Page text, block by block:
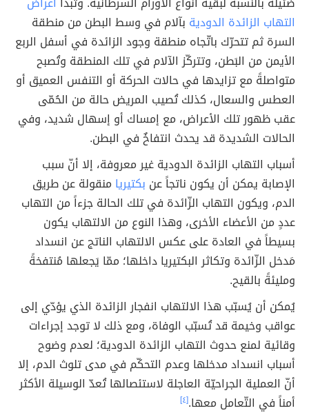
التهاب الزائدة الدودية بآلام في وسط البطن من منطقة
السرة ثم تتحرّك باتّجاه منطقة وجود الزائدة في أسفل الربع
الأيمن من البَطن، وتتركّز الآلام في تلك المنطقة وتُصبح
متواصلةً مع تزايدها في حالات الحركة أو التنفس العميق أو
العطس والسعال، كذلك تُصيب المريض حالة من الحُمّى
عقب ظهور تلك الأعراض، مع إمساك أو إسهال شديد، وفي
الحالات الشديدة قد يحدث انتفاخٌ في البطن.
أسباب التهاب الزائدة الدودية غير معروفة، إلا أنّ سبب
الإصابة يمكن أن يكون ناتجاً عن بكتيريا منقولة عن طريق
الدم، ويكون التهاب الزّائدة في تلك الحالة جزءاً من التهاب
عددٍ من الأعضاء الأخرى، وهذا النوع من الالتهاب يكون
بسيطاً في العادة على عكس الالتهاب الناتج عن انسداد
مَدخل الزّائدة وتكاثر البكتيريا داخلها؛ ممّا يَجعلها مُنتفخةً
ومليئةً بالقيح.
يُمكن أن يُسبّب هذا الالتهاب انفجار الزائدة الذي يؤدّي إلى
عواقب وخيمة قد تُسبّب الوفاة، ومع ذلك لا توجد إجراءات
وقائية لمنع حدوث التهاب الزائدة الدودية؛ لعدم وضوح
أسباب انسداد مدخلها وعدم التحكّم في مدى تلوث الدم، إلا
أنّ العملية الجراحيّة العاجلة لاستئصالها تُعدّ الوسيلة الأكثر
أمناً في التّعامل معها.[٤]